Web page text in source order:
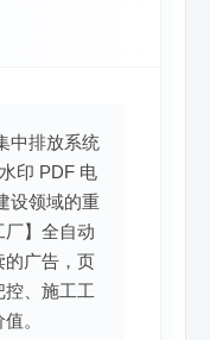
中排放系统
印 PDF 电
设领域的重
厂】全自动
的广告，页
控、施工工
。